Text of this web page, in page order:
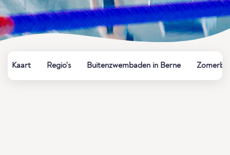
Kaart Regio's Buitenzwembaden in Berne